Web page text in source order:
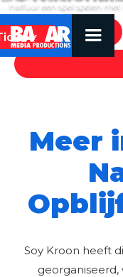
halfuur een spel spelen met
WAAR TE ZIEN
Meer
Soy Kroon heeft